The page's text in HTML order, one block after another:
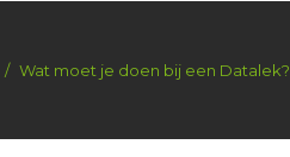
Wat moet je doen bij een Datalek?